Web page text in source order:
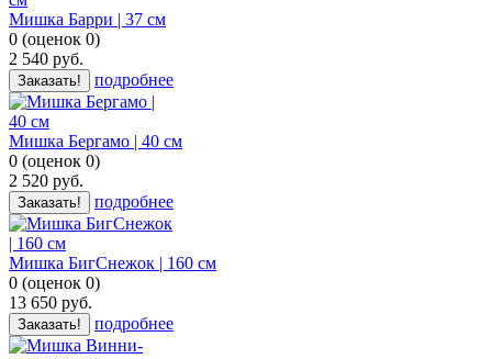
Мишка Барри | 37 см
0 (оценок 0)
2 540 руб.
Заказать! подробнее
Мишка Бергамо | 40 см
0 (оценок 0)
2 520 руб.
Заказать! подробнее
Мишка БигСнежок | 160 см
0 (оценок 0)
13 650 руб.
Заказать! подробнее